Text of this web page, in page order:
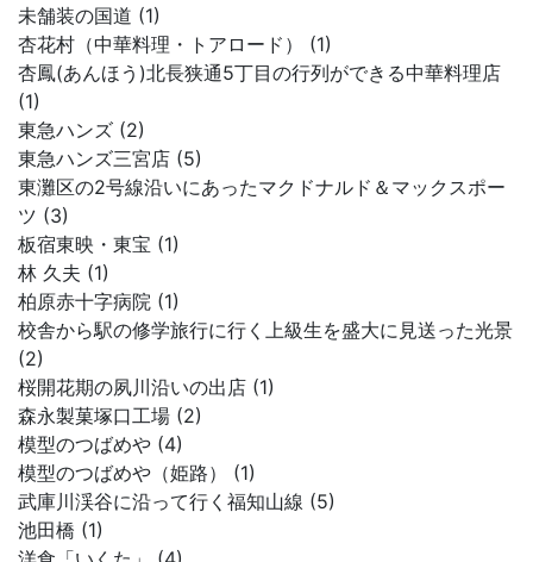
未舗装の国道 (1)
杏花村（中華料理・トアロード） (1)
杏鳳(あんほう)北長狭通5丁目の行列ができる中華料理店
(1)
東急ハンズ (2)
東急ハンズ三宮店 (5)
東灘区の2号線沿いにあったマクドナルド＆マックスポー
ツ (3)
板宿東映・東宝 (1)
林 久夫 (1)
柏原赤十字病院 (1)
校舎から駅の修学旅行に行く上級生を盛大に見送った光景
(2)
桜開花期の夙川沿いの出店 (1)
森永製菓塚口工場 (2)
模型のつばめや (4)
模型のつばめや（姫路） (1)
武庫川渓谷に沿って行く福知山線 (5)
池田橋 (1)